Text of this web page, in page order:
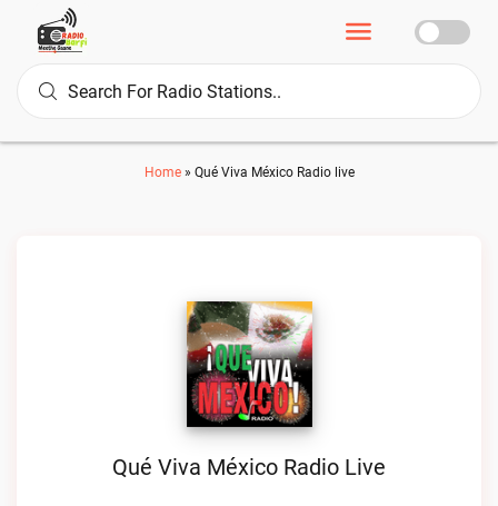
Home» Qué Viva México Radio live
Qué Viva México Radio Live